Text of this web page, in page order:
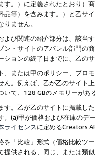
す。）に定義されたとおり
品等）を含みます。）と乙サ
ません。
よび関連の紹介部分は、該当
ン・サイトのアパレル部門の
ションの終了日までに、乙の
、または甲のポリシー、プロ
ん。例えば、乙が乙のサイト
いて、128 GBのメモリーがあ
す。乙が乙のサイトに掲載し
。(a)甲が価格および在庫の
ライセンスに定めるCreators
を「比較」形式（価格比較ツ
提供される、同じ、または類